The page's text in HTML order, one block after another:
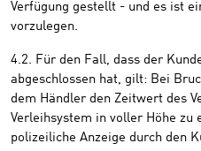
Verfügung gestellt - und es ist
vorzulegen.
4.2. Für den Fall, dass der
abgeschlossen hat, gilt: Bei
dem Händler den Zeitwert des
Verleihsystem in voller Höhe zu
polizeiliche Anzeige durch den